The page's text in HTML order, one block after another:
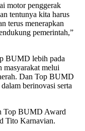
motor penggerak
tentunya kita harus
terus menerapkan
pemerintah,”
BUMD lebih pada
masyarakat melui
Dan Top BUMD
berinovasi serta
Top BUMD Award
Tito Karnavian.